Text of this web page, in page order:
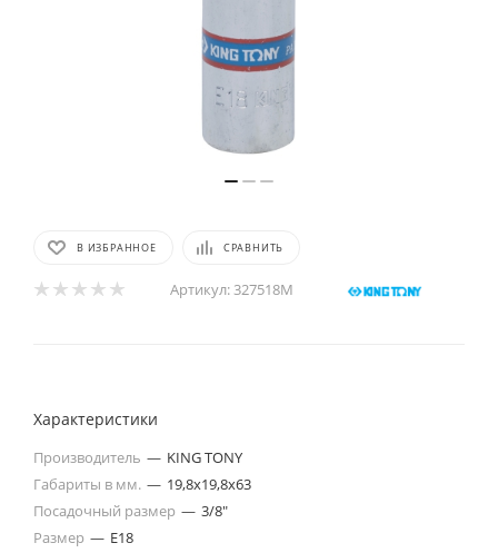
В ИЗБРАННОЕ СРАВНИТЬ
Артикул:327518M
Характеристики
Производитель — KING TONY
Габариты в мм. — 19,8х19,8х63
Посадочный размер — 3/8"
Размер — E18